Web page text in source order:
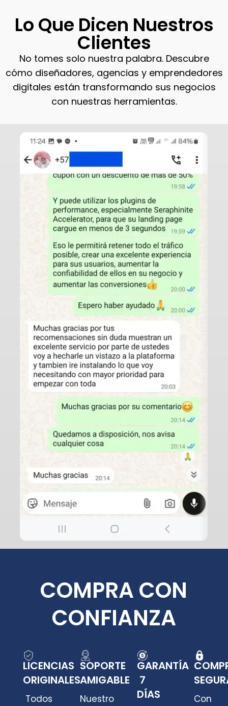
Lo Que Dicen Nuestros
Clientes
No tomes solo nuestra palabra. Descubre
cómo diseñadores, agencias y emprendedores
digitales están transformando sus negocios
con nuestras herramientas.
COMPRA CON
CONFIANZA
LICENCIAS
ORIGINALES
Todos
SOPORTE
AMIGABLE
Nuestro
GARANTÍA
7
DÍAS
Con